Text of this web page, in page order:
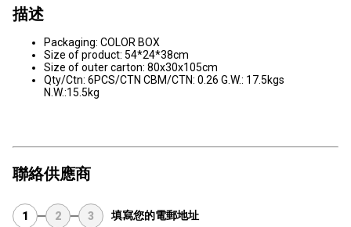
描述
Packaging: COLOR BOX
Size of product: 54*24*38cm
Size of outer carton: 80x30x105cm
Qty/Ctn: 6PCS/CTN CBM/CTN: 0.26 G.W.: 17.5kgs
N.W.:15.5kg
聯絡供應商
1 2 3 填寫您的電郵地址